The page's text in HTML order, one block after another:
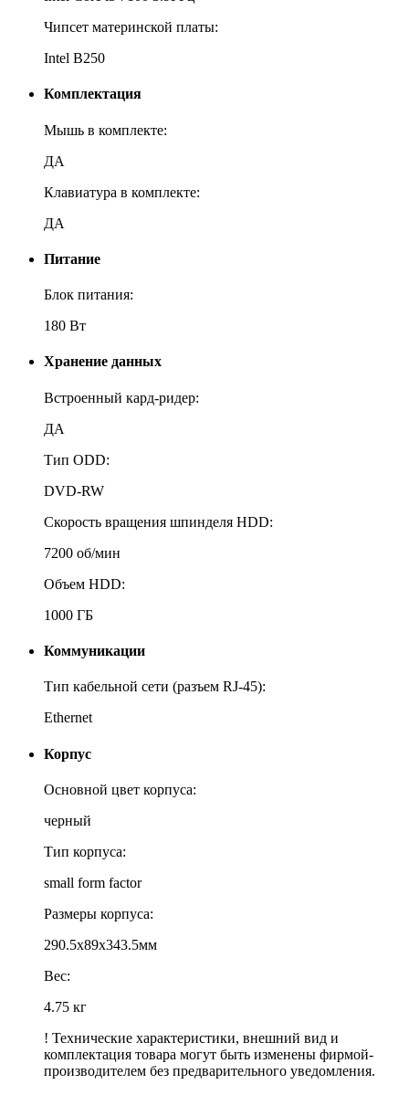
Чипсет материнской платы:
Intel B250
Комплектация
Мышь в комплекте:
ДА
Клавиатура в комплекте:
ДА
Питание
Блок питания:
180 Вт
Хранение данных
Встроенный кард-ридер:
ДА
Тип ODD:
DVD-RW
Скорость вращения шпинделя HDD:
7200 об/мин
Объем HDD:
1000 ГБ
Коммуникации
Тип кабельной сети (разъем RJ-45):
Ethernet
Корпус
Основной цвет корпуса:
черный
Тип корпуса:
small form factor
Размеры корпуса:
290.5x89x343.5мм
Вес:
4.75 кг
! Технические характеристики, внешний вид и
комплектация товара могут быть изменены фирмой-
производителем без предварительного уведомления.